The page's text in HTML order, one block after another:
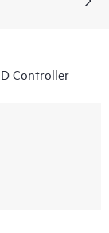
Controller